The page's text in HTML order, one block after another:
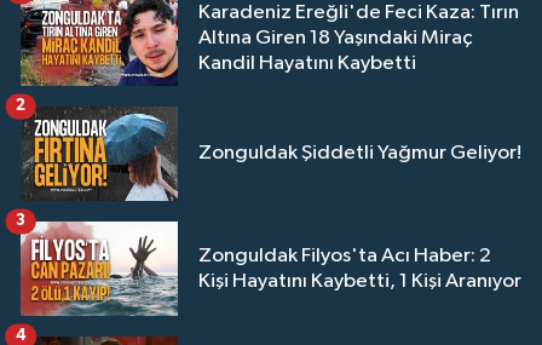
Karadeniz Ereğli'de Feci Kaza: Tırın
Altına Giren 18 Yaşındaki Miraç
Kandil Hayatını Kaybetti
Zonguldak Şiddetli Yağmur Geliyor!
2
Zonguldak Filyos'ta Acı Haber: 2
Kişi Hayatını Kaybetti, 1 Kişi Aranıyor
3
4